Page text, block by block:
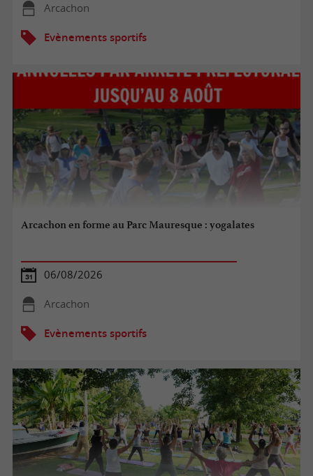
Arcachon
Evènements sportifs
Arcachon en forme au Parc Mauresque : yogalates
06/08/2026
Arcachon
Evènements sportifs